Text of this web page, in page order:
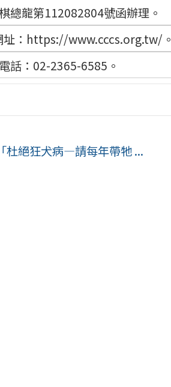
總龍第112082804號函辦理。
址：https://www.cccs.org.tw/。
話：02-2365-6585。
杜絕狂犬病—請每年帶牠 ...